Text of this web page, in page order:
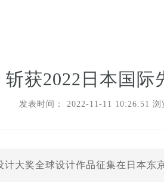
斩获2022日本国际
发表时间： 2022-11-11 10:26:51 浏
大奖全球设计作品征集在日本东